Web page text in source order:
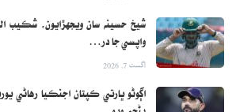
شيخ حسينه سان ويجهڙايون، شڪيب
واپسي جا در…
اگست 7, 2026
اڳوڻو ڀارتي ڪپتان اجنڪيا رهاڻي